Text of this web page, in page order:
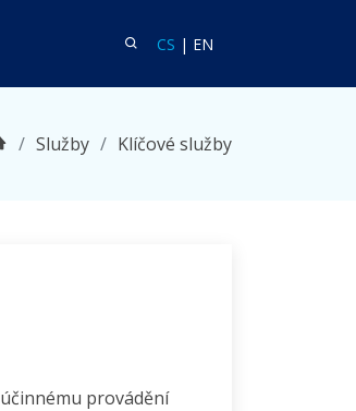
Vyhledat
CS | Language CS
EN
Služby Klíčové služby
provádění